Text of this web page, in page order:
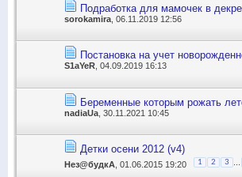
Подработка для мамочек в
sorokamira , 06.11.2019 12:56
Постановка на учет
S1aYeR , 04.09.2019 16:13
Беременные которым рожать
nadiaUa , 30.11.2021 10:45
Детки осени 2012 (v4)
Нез@будкА , 01.06.2015 19:20 1 2 3